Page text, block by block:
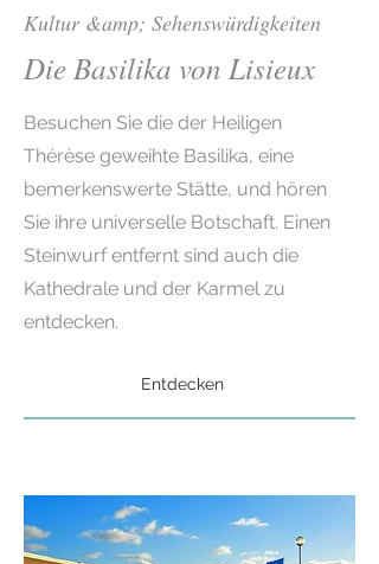
Kultur &amp; Sehenswürdigkeiten
Die Basilika von Lisieux
Besuchen Sie die der Heiligen
Thérèse geweihte Basilika, eine
bemerkenswerte Stätte, und hören
Sie ihre universelle Botschaft. Einen
Steinwurf entfernt sind auch die
Kathedrale und der Karmel zu
entdecken.
Entdecken